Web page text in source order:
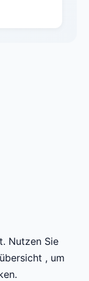
Nutzen Sie
, um